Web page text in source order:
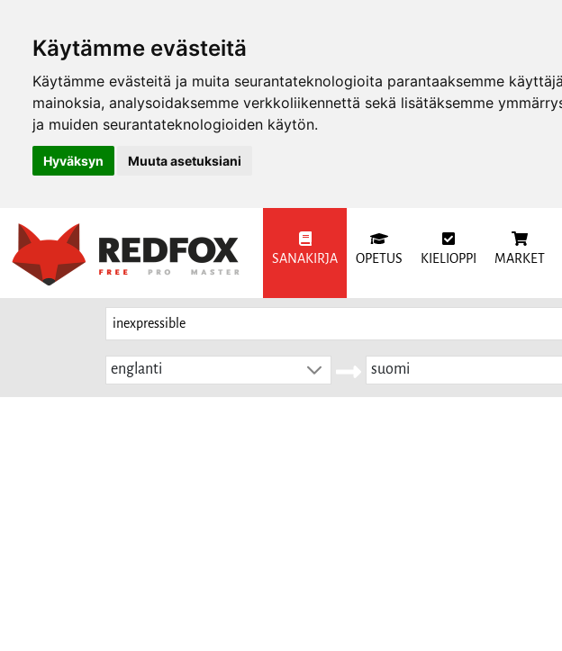
Käytämme evästeitä
Käytämme evästeitä ja muita seurantateknologioita parantaaksemme
mainoksia, analysoidaksemme verkkoliikennettä sekä lisätäksemme
ja muiden seurantateknologioiden käytön.
Hyväksyn Muuta asetuksiani
SANAKIRJA OPETUS KIELIOPPI MARKET
englanti suomi